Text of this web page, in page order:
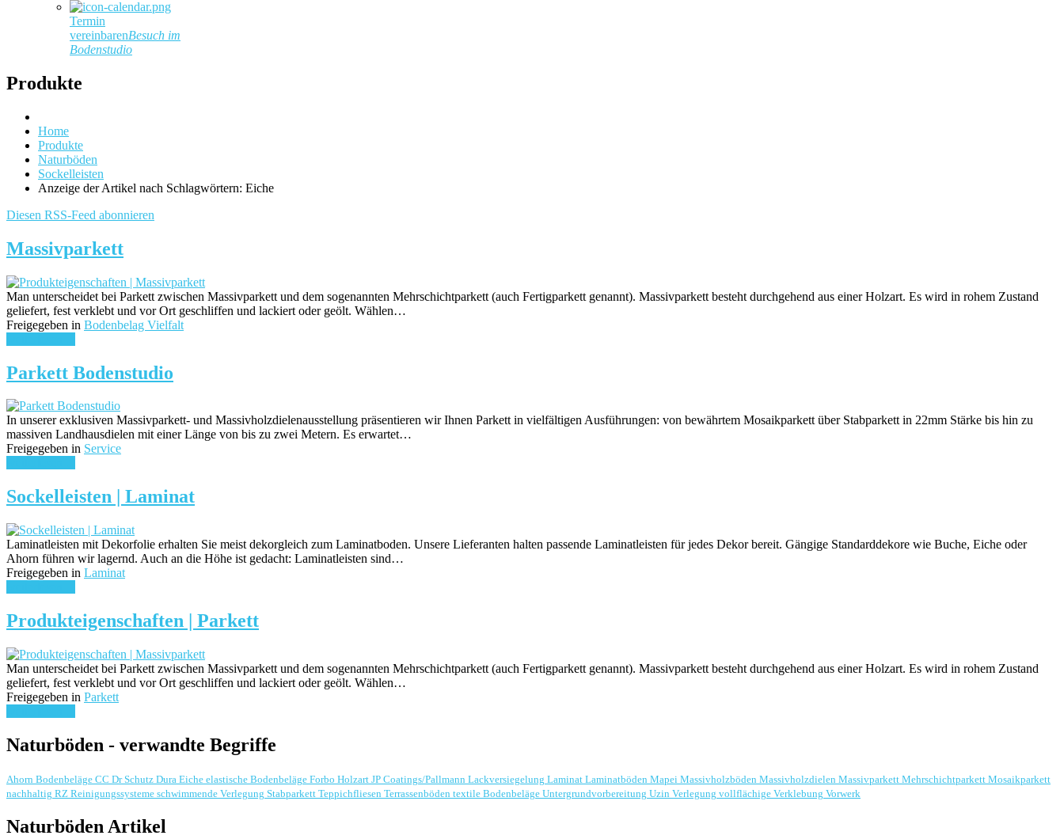
Termin
vereinbarenBesuch im
Bodenstudio
Produkte
Home
Produkte
Naturböden
Sockelleisten
Anzeige der Artikel nach Schlagwörtern: Eiche
Diesen RSS-Feed abonnieren
Massivparkett
Man unterscheidet bei Parkett zwischen Massivparkett und dem sogenannten Mehrschichtparkett (auch Fertigparkett genannt). Massivparkett besteht durchgehend aus einer Holzart. Es wird in rohem Zustand
geliefert, fest verklebt und vor Ort geschliffen und lackiert oder geölt. Wählen…
Freigegeben in Bodenbelag Vielfalt
Parkett Bodenstudio
In unserer exklusiven Massivparkett- und Massivholzdielenausstellung präsentieren wir Ihnen Parkett in vielfältigen Ausführungen: von bewährtem Mosaikparkett über Stabparkett in 22mm Stärke bis hin zu
massiven Landhausdielen mit einer Länge von bis zu zwei Metern. Es erwartet…
Freigegeben in Service
Sockelleisten | Laminat
Laminatleisten mit Dekorfolie erhalten Sie meist dekorgleich zum Laminatboden. Unsere Lieferanten halten passende Laminatleisten für jedes Dekor bereit. Gängige Standarddekore wie Buche, Eiche oder
Ahorn führen wir lagernd. Auch an die Höhe ist gedacht: Laminatleisten sind…
Freigegeben in Laminat
Produkteigenschaften | Parkett
Man unterscheidet bei Parkett zwischen Massivparkett und dem sogenannten Mehrschichtparkett (auch Fertigparkett genannt). Massivparkett besteht durchgehend aus einer Holzart. Es wird in rohem Zustand
geliefert, fest verklebt und vor Ort geschliffen und lackiert oder geölt. Wählen…
Freigegeben in Parkett
Naturböden - verwandte Begriffe
Ahorn Bodenbeläge CC Dr Schutz Dura Eiche elastische Bodenbeläge Forbo Holzart JP Coatings/Pallmann Lackversiegelung Laminat Laminatböden Mapei Massivholzböden Massivholzdielen Massivparkett Mehrschichtparkett Mosaikparkett
nachhaltig RZ Reinigungssysteme schwimmende Verlegung Stabparkett Teppichfliesen Terrassenböden textile Bodenbeläge Untergrundvorbereitung Uzin Verlegung vollflächige Verklebung Vorwerk
Naturböden Artikel